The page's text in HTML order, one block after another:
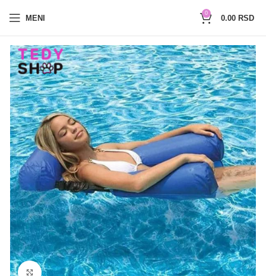
MENI
0
0.00 RSD
Klikni i uvećaj